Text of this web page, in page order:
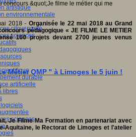
artistique
environnementale
citoyenneté
sciences
durable
artificielle
libres
sciences
2018 - Organisée le 22 mai 2018 au Grand
pédagogique « JE FILME LE METIER
160 projets devant 2700 jeunes venus
Métier QMP " à Limoges le 5 juin !
Je Filme Ma Formation en partenariat avec
Aquitaine, le Rectorat de Limoges et l'atelier